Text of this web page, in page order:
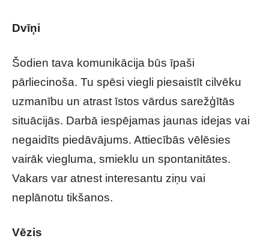
Dvīņi
Šodien tava komunikācija būs īpaši
pārliecinoša. Tu spēsi viegli piesaistīt cilvēku
uzmanību un atrast īstos vārdus sarežģītās
situācijās. Darbā iespējamas jaunas idejas vai
negaidīts piedāvājums. Attiecībās vēlēsies
vairāk viegluma, smieklu un spontanitātes.
Vakars var atnest interesantu ziņu vai
neplānotu tikšanos.
Vēzis